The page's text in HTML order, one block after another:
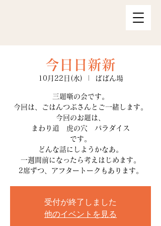
今日日新新
10月22日(水) ばばん場
三題噺の会です。
今回は、ごはんつぶさんとご一緒します。
今回のお題は、
まわり道 虎の穴 パラダイス
です。
どんな話にしようかなあ。
一週間前になったら考えはじめます。
2席ずつ、アフタートークもあります。
受付が終了しました
他のイベントを見る